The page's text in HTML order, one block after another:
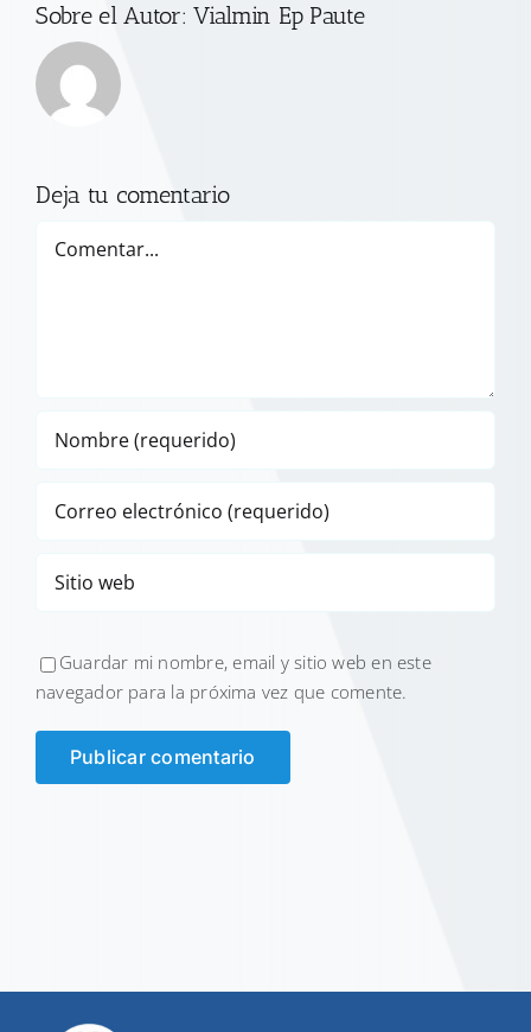
Sobre el Autor:Vialmin Ep Paute
Deja tu comentario
Guardar mi nombre, email y sitio web en este
navegador para la próxima vez que comente.